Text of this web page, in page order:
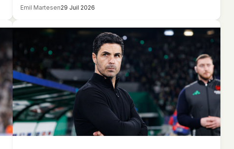
Emil Martesen29 Juil 2026